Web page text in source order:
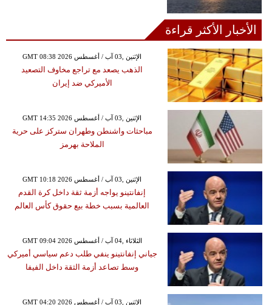
الأخبار الأكثر قراءة
GMT 08:38 2026 الإثنين ,03 آب / أغسطس
الذهب يصعد مع تراجع مخاوف التصعيد
الأميركي ضد إيران
GMT 14:35 2026 الإثنين ,03 آب / أغسطس
مباحثات واشنطن وطهران ستركز على حرية
الملاحة بهرمز
GMT 10:18 2026 الإثنين ,03 آب / أغسطس
إنفانتينو يواجه أزمة ثقة داخل كرة القدم
العالمية بسبب خطة بيع حقوق كأس العالم
GMT 09:04 2026 الثلاثاء ,04 آب / أغسطس
جياني إنفانتينو ينفي طلب دعم سياسي أميركي
وسط تصاعد أزمة الثقة داخل الفيفا
GMT 04:20 2026 الإثنين ,03 آب / أغسطس